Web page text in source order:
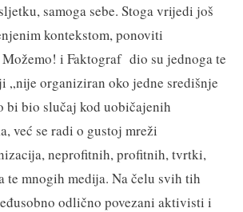
samoga sebe. Stoga vrijedi još
kontekstom, ponoviti
i Faktograf dio su jednoga te
„nije organiziran oko jedne središnje
bi bio slučaj kod uobičajenih
već se radi o gustoj mreži
neprofitnih, profitnih, tvrtki,
mnogih medija. Na čelu svih tih
odlično povezani aktivisti i